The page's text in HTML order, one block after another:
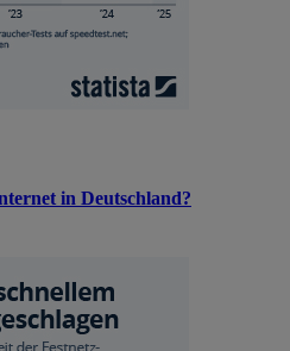
in Deutschland?